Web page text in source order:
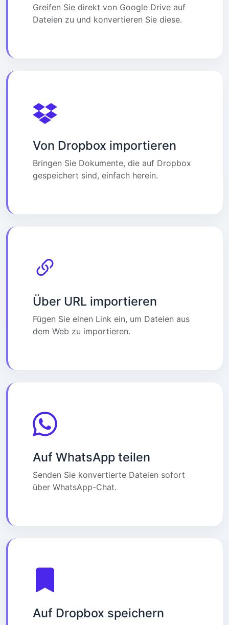
Greifen Sie direkt von Google Drive auf
Dateien zu und konvertieren Sie diese.
Von Dropbox importieren
Bringen Sie Dokumente, die auf Dropbox
gespeichert sind, einfach herein.
Über URL importieren
Fügen Sie einen Link ein, um Dateien aus
dem Web zu importieren.
Auf WhatsApp teilen
Senden Sie konvertierte Dateien sofort
über WhatsApp-Chat.
Auf Dropbox speichern